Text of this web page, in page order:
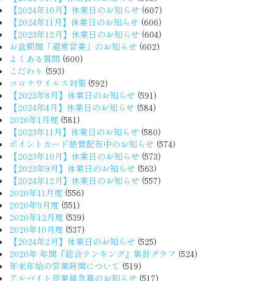
【2024年10月】休業日のお知らせ (607)
【2024年11月】休業日のお知らせ (606)
【2023年12月】休業日のお知らせ (604)
お盆期間「通常営業」のお知らせ (602)
よくある質問 (600)
こだわり (593)
コロナウイルス対策 (592)
【2023年8月】休業日のお知らせ (591)
【2024年4月】休業日のお知らせ (584)
2020年1月度 (581)
【2023年11月】休業日のお知らせ (580)
ポイントカード絶賛配布中のお知らせ (574)
【2023年10月】休業日のお知らせ (573)
【2023年9月】休業日のお知らせ (563)
【2024年12月】休業日のお知らせ (557)
2020年11月度 (556)
2020年9月度 (551)
2020年12月度 (539)
2020年10月度 (537)
【2024年2月】休業日のお知らせ (525)
2020年 年間『総合ランキング』集計グラフ (524)
年末年始の営業時間について (519)
アルバイト従業員急募のお知らせ (517)